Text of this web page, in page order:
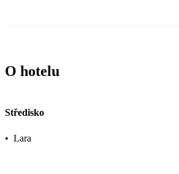
O hotelu
Středisko
• Lara